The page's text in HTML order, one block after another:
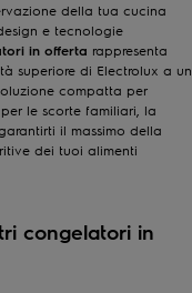
della tua cucina
e tecnologie
in offerta rappresenta
superiore di Electrolux a un
compatta per
le scorte familiari, la
il massimo della
dei tuoi alimenti
congelatori in